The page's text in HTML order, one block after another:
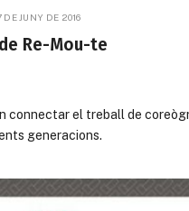
DE JUNY DE 2016
Re-Mou-te
connectar el treball de
generacions.